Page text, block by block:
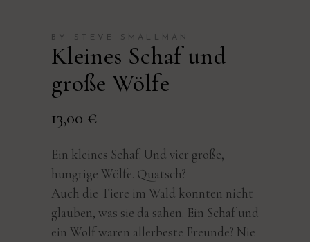
BY STEVE SMALLMAN
Kleines Schaf und
große Wölfe
13,00 €
Ein kleines Schaf. Und vier große,
hungrige Wölfe. Quatsch?
Auch die Tiere im Wald konnten nicht
glauben, was sie da sahen. Ein Schaf und
ein Wolf waren allerbeste Freunde? Nie